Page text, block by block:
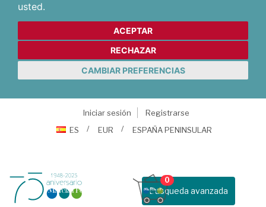
usted.
ACEPTAR
RECHAZAR
CAMBIAR PREFERENCIAS
Iniciar sesión
Registrarse
ES
EUR ESPAÑA PENINSULAR
Busqueda avanzada
0